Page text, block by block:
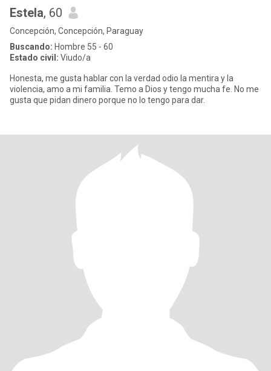
Estela, 60
Concepción, Concepción, Paraguay
Buscando: Hombre 55 - 60
Estado civil: Viudo/a
Honesta, me gusta hablar con la verdad odio la mentira y la
violencia, amo a mi familia. Temo a Dios y tengo mucha fe. No me
gusta que pidan dinero porque no lo tengo para dar.